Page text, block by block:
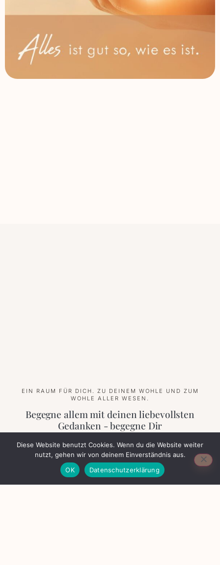
EIN RAUM FÜR DICH. ZU DEINEM WOHLE UND ZUM
WOHLE ALLER WESEN.
Begegne allem mit deinen liebevollsten
Gedanken - begegne Dir
Kontakt
Diese Website benutzt Cookies. Wenn du die Website weiter
nutzt, gehen wir von deinem Einverständnis aus.
OK
Datenschutzerklärung